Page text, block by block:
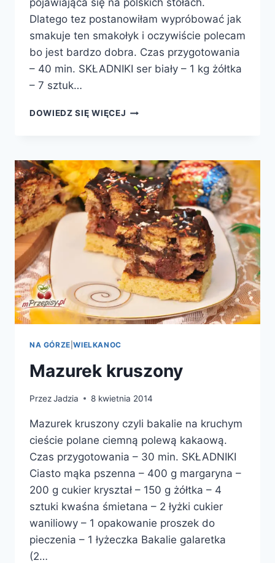
pojawiająca się na polskich stołach.
Dlatego tez postanowiłam wypróbować jak
smakuje ten smakołyk i oczywiście polecam
bo jest bardzo dobra. Czas przygotowania
– 40 min. SKŁADNIKI ser biały – 1 kg żółtka
– 7 sztuk…
DOWIEDZ SIĘ WIĘCEJ PASCHA
NA GÓRZE |WIELKANOC
Mazurek kruszony
PrzezJadzia 8 kwietnia 2014
Mazurek kruszony czyli bakalie na kruchym
cieście polane ciemną polewą kakaową.
Czas przygotowania – 30 min. SKŁADNIKI
Ciasto mąka pszenna – 400 g margaryna –
200 g cukier kryształ – 150 g żółtka – 4
sztuki kwaśna śmietana – 2 łyżki cukier
waniliowy – 1 opakowanie proszek do
pieczenia – 1 łyżeczka Bakalie galaretka
(2…